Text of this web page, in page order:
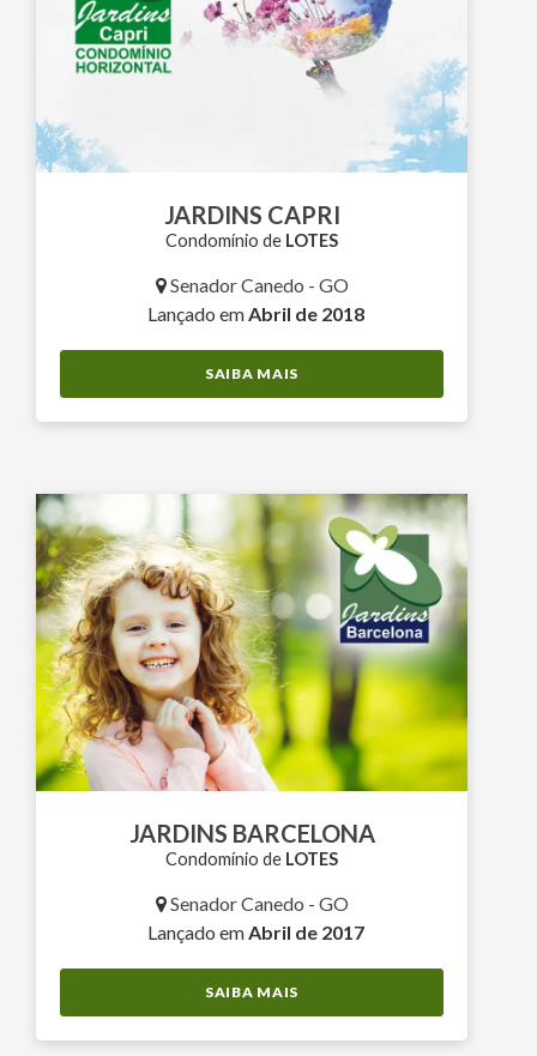
JARDINS CAPRI
Condomínio de LOTES
Senador Canedo - GO
Lançado emAbril de 2018
SAIBA MAIS
JARDINS BARCELONA
Condomínio de LOTES
Senador Canedo - GO
Lançado emAbril de 2017
SAIBA MAIS